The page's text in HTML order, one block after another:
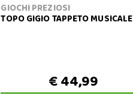
GIOCHI PREZIOSI
TOPO GIGIO TAPPETO MUSICALE
€ 44,99